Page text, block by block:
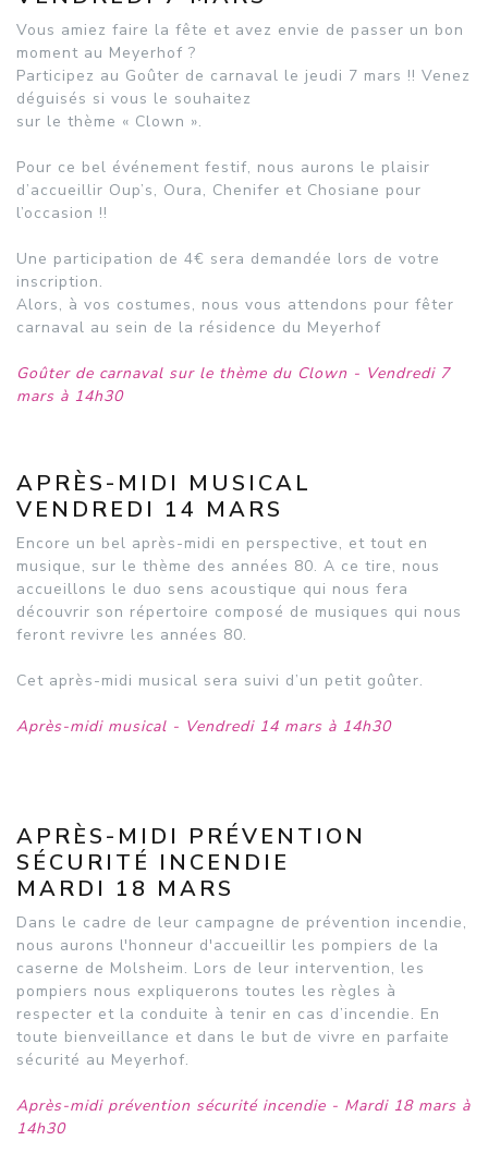
Vous amiez faire la fête et avez envie de passer un bon
moment au Meyerhof ?
Participez au Goûter de carnaval le jeudi 7 mars !! Venez
déguisés si vous le souhaitez
sur le thème « Clown ».
Pour ce bel événement festif, nous aurons le plaisir
d’accueillir Oup’s, Oura, Chenifer et Chosiane pour
l’occasion !!
Une participation de 4€ sera demandée lors de votre
inscription.
Alors, à vos costumes, nous vous attendons pour fêter
carnaval au sein de la résidence du Meyerhof
Goûter de carnaval sur le thème du Clown - Vendredi 7
mars à 14h30
APRÈS-MIDI MUSICAL
VENDREDI 14 MARS
Encore un bel après-midi en perspective, et tout en
musique, sur le thème des années 80. A ce tire, nous
accueillons le duo sens acoustique qui nous fera
découvrir son répertoire composé de musiques qui nous
feront revivre les années 80.
Cet après-midi musical sera suivi d’un petit goûter.
Après-midi musical - Vendredi 14 mars à 14h30
APRÈS-MIDI PRÉVENTION
SÉCURITÉ INCENDIE
MARDI 18 MARS
Dans le cadre de leur campagne de prévention incendie,
nous aurons l'honneur d'accueillir les pompiers de la
caserne de Molsheim. Lors de leur intervention, les
pompiers nous expliquerons toutes les règles à
respecter et la conduite à tenir en cas d’incendie. En
toute bienveillance et dans le but de vivre en parfaite
sécurité au Meyerhof.
Après-midi prévention sécurité incendie - Mardi 18 mars à
14h30